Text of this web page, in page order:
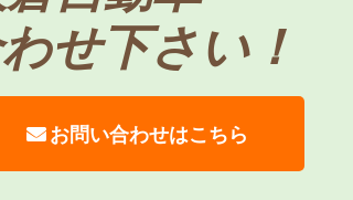
せ下さい！
お問い合わせはこちら